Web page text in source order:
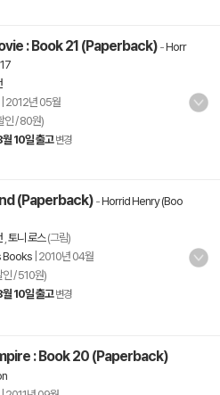
: Book 21 (Paperback) -Horr
2012년 05월
인 / 80원)
10일 출고 변경
(Paperback) -Horrid Henry (Boo
토니 로스(그림)
Books 2010년 04월
인 / 510원)
10일 출고 변경
: Book 20 (Paperback)